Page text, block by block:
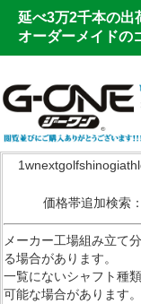
延べ3万2千本の出
オーダーメイドの
価格帯追加検索：
メーカー工場組み立て
る場合があります。
一覧にないシャフト種
可能な場合があります。